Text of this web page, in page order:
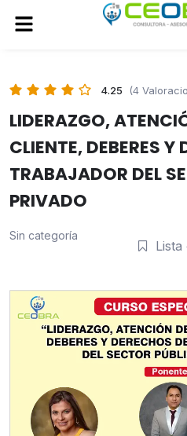
4.25 (4
LIDERAZGO,
CLIENTE, DEBERES Y
TRABAJADOR DEL
PRIVADO
Sin categoría
Lista